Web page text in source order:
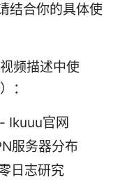
结合你的具体使
频描述中使
：
Ikuuu官网
服务器分布
日志研究